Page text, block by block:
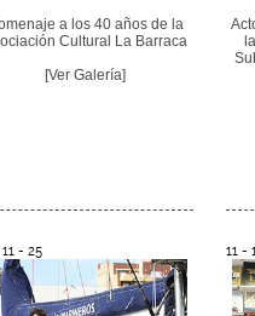
a los 40 años de la
Cultural La Barraca
[Ver Galería]
- 25 11 -